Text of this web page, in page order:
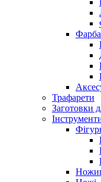
Трафарети
Заготовки